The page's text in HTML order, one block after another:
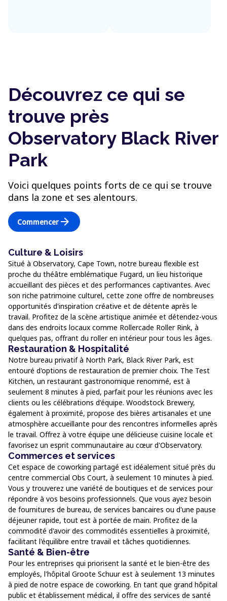
Découvrez ce qui se
trouve près
Observatory Black River
Park
Voici quelques points forts de ce qui se trouve
dans la zone et ses alentours.
Commencerarrow_forward
Culture & Loisirs
Situé à Observatory, Cape Town, notre bureau flexible est
proche du théâtre emblématique Fugard, un lieu historique
accueillant des pièces et des performances captivantes. Avec
son riche patrimoine culturel, cette zone offre de nombreuses
opportunités d'inspiration créative et de détente après le
travail. Profitez de la scène artistique animée et détendez-vous
dans des endroits locaux comme Rollercade Roller Rink, à
quelques pas, offrant du roller en intérieur pour tous les âges.
Restauration & Hospitalité
Notre bureau privatif à North Park, Black River Park, est
entouré d'options de restauration de premier choix. The Test
Kitchen, un restaurant gastronomique renommé, est à
seulement 8 minutes à pied, parfait pour les réunions avec les
clients ou les célébrations d'équipe. Woodstock Brewery,
également à proximité, propose des bières artisanales et une
atmosphère accueillante pour des rencontres informelles après
le travail. Offrez à votre équipe une délicieuse cuisine locale et
favorisez un esprit communautaire au cœur d'Observatory.
Commerces et services
Cet espace de coworking partagé est idéalement situé près du
centre commercial Obs Court, à seulement 10 minutes à pied.
Vous y trouverez une variété de boutiques et de services pour
répondre à vos besoins professionnels. Que vous ayez besoin
de fournitures de bureau, de services bancaires ou d'une pause
déjeuner rapide, tout est à portée de main. Profitez de la
commodité d'avoir des commodités essentielles à proximité,
facilitant l'équilibre entre travail et tâches quotidiennes.
Santé & Bien-être
Pour les entreprises qui priorisent la santé et le bien-être des
employés, l'hôpital Groote Schuur est à seulement 13 minutes
à pied de notre espace de coworking. En tant que grand hôpital
public et établissement médical, il offre des services de santé